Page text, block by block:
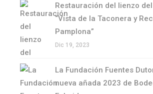
Restauración del lienzo
“Vista de la Taconera y
Pamplona”
Dic 19, 2023
La Fundación Fuentes
nueva añada 2023 de